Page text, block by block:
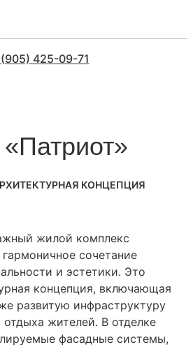
425-09-71
КОНЦЕПЦИЯ
жилой комплекс
сочетание
и эстетики. Это
концепция, включающая
развитую инфраструктуру
жителей. В отделке
фасадные системы,